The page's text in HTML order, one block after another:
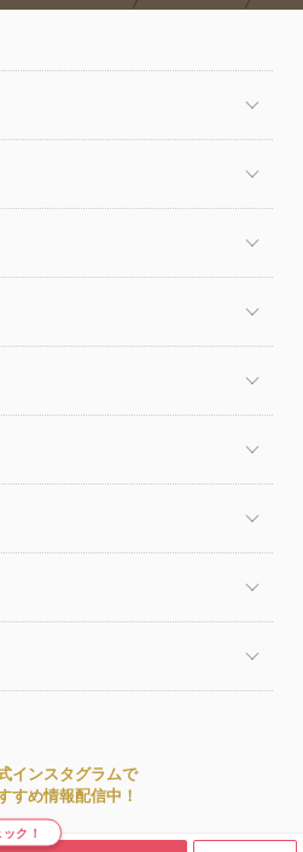
ク！
インスタグラムで
すめ情報配信中！